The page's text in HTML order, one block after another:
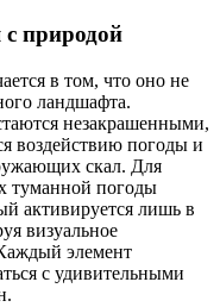
с природой
в том, что оно не
ландшафта.
незакрашенными,
воздействию погоды и
скал. Для
туманной погоды
активируется лишь в
визуальное
элемент
с удивительными